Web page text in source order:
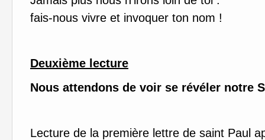
fais-nous vivre et invoquer ton nom !
Deuxième lecture
Nous attendons de voir se révéler notre
Lecture de la première lettre de saint Paul